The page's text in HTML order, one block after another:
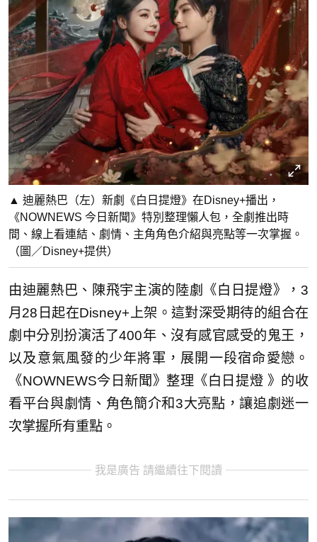
▲ 迪麗熱巴（左）新劇《白日提燈》在Disney+播出，
《NOWNEWS 今日新聞》特別整理懶人包，全劇推出時
間、線上看連結、劇情、主角角色介紹與亮點等一次掌握。
（圖／Disney+提供）
由迪麗熱巴、陳飛宇主演的陸劇《白日提燈》，3
月28日起在Disney+上架。這對深受期待的組合在
劇中分別扮演活了400年、沒有感官感受的鬼王，
以及意氣風發的少年將軍，展開一段宿命愛戀。
《NOWNEWS今日新聞》整理《白日提燈 》的收
看平台與劇情、角色簡介和3大亮點，讓追劇迷一
次掌握所有重點。
我是廣告 請繼續往下閱讀